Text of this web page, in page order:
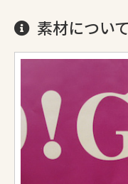
素材について